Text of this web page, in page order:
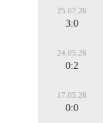
25.07.26
3:0
24.05.26
0:2
17.05.26
0:0